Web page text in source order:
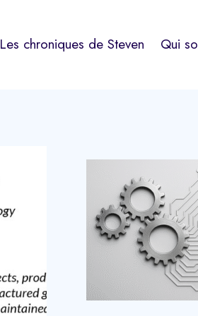
Les chroniques de Steven Qui